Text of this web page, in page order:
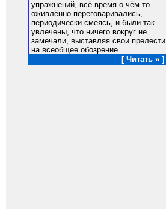
упражнений, всё время о чём-то
оживлённо переговаривались,
периодически смеясь, и были так
увлечены, что ничего вокруг не
замечали, выставляя свои прелести
на всеобщее обозрение.
[ Читать » ]